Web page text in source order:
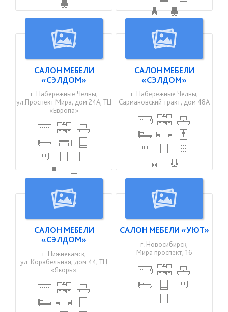
САЛОН МЕБЕЛИ
«СЭЛДОМ»
г. Набережные Челны,
ул.Проспект Мира, дом 24А, ТЦ
«Европа»
САЛОН МЕБЕЛИ
«СЭЛДОМ»
г. Набережные Челны,
Сармановский тракт, дом 48А
САЛОН МЕБЕЛИ
«СЭЛДОМ»
г. Нижнекамск,
ул. Корабельная, дом 44, ТЦ
«Якорь»
САЛОН МЕБЕЛИ «УЮТ»
г. Новосибирск,
Мира проспект, 16